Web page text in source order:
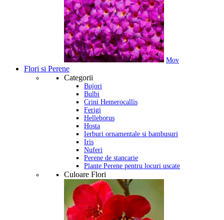
Mov
Flori si Perene
Categorii
Bujori
Bulbi
Crini Hemerocallis
Ferigi
Helleborus
Hosta
Ierburi ornamentale si bambusuri
Iris
Nuferi
Perene de stancarie
Plante Perene pentru locuri uscate
Culoare Flori